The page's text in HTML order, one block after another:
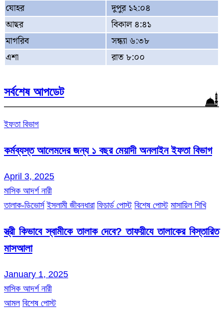
যোহর
দুপুর ১২:০৪
আছর
বিকাল ৪:৪১
মাগরিব
সন্ধ্যা ৬:৩৮
এশা
রাত ৮:০০
সর্বশেষ আপডেট
ইফতা বিভাগ
কর্মব্যস্ত আলেমদের জন্য ১ বছর মেয়াদী অনলাইন ইফতা বিভাগ
April 3, 2025
মাসিক আদর্শ নারী
তালাক-ডিভোর্স ইসলামী জীবনধারা ফিচার্ড পোস্ট বিশেষ পোস্ট মাসায়িল শিখি
স্ত্রী কিভাবে স্বামীকে তালাক দেবে? তাফয়ীযে তালাকের বিস্তারিত
মাসআলা
January 1, 2025
মাসিক আদর্শ নারী
আমল বিশেষ পোস্ট